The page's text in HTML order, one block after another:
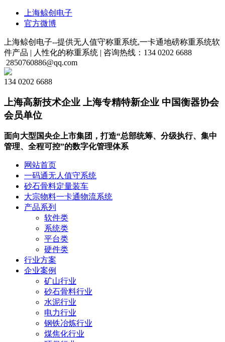
上海鲸创电子
官方微博
上海鲸创电子--提供无人值守称重系统,一卡通地磅称重系统软
件产品 | 人性化的称重系统 | 咨询热线：134 0202 6688
2850760886@qq.com
134 0202 6688
上海高新技术企业 上海专精特新企业 中国衡器协会
会员单位
面向大型国央企上市集团，打造“总部统筹、分级执行、集中
管理、全程可控”的数字化管理体系
网站首页
一码通无人值守系统
砂石骨料定量装车
大宗物料一卡通物流系统
产品系列
软件类
系统类
平台类
硬件类
行业方案
企业案例
矿山行业
砂石骨料行业
水泥行业
电力行业
钢铁冶炼行业
煤焦化行业